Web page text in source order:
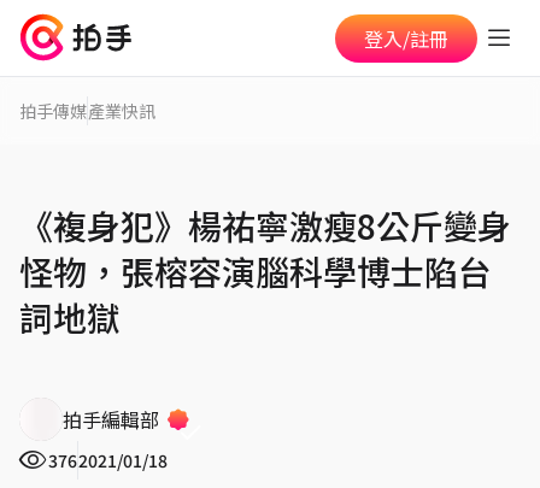
登入/註冊
拍手傳媒產業快訊
《複身犯》楊祐寧激瘦8公斤變身
怪物，張榕容演腦科學博士陷台
詞地獄
拍手編輯部
3762021/01/18